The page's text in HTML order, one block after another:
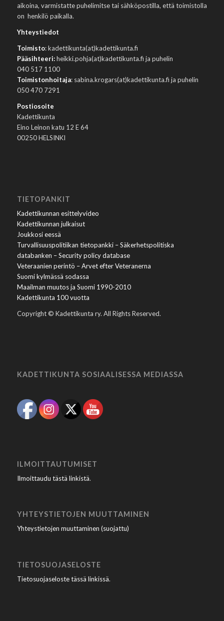
aikoina, varmistatte puhelimitse tai sähköpostilla, että toimistolla
on henkilö paikalla.
Yhteystiedot
Toimisto: kadettikunta(at)kadettikunta.fi
Pääsihteeri:heikki.pohja(at)kadettikunta.fi ja puhelin
040 517 1100
Toimistonhoitaja: sabina.krogars(at)kadettikunta.fi ja puhelin
050 470 7291
Postiosoite
Kadettikunta
Eino Leinon katu 12 E 64
00250 HELSINKI
TIETOPANKIT
Kadettikunnan esittelyvideo
Kadettikunnan julkaisut
Joukkosi eessä
Turvallisuuspolitiikan tietopankki – Säkerhetspolitiska
databanken – Security policy database
Veteraanien perintö – Arvet efter Veteranerna
Suomi kylmässä sodassa
Maailman muutos ja Suomi 1990-2010
Kadettikunta 100 vuotta
Copyright © Kadettikunta ry. All Rights Reserved.
KADETTIKUNTA SOSIAALISESSA MEDIASSA
ILMOITTAUTUMISET
Ilmoittaudu tästä linkistä.
YHTEYSTIETOJEN MUUTTAMINEN
Yhteystietojen muuttaminen (suojattu)
TIETOSUOJASELOSTE
Tietosuojaseloste tässä linkissä.